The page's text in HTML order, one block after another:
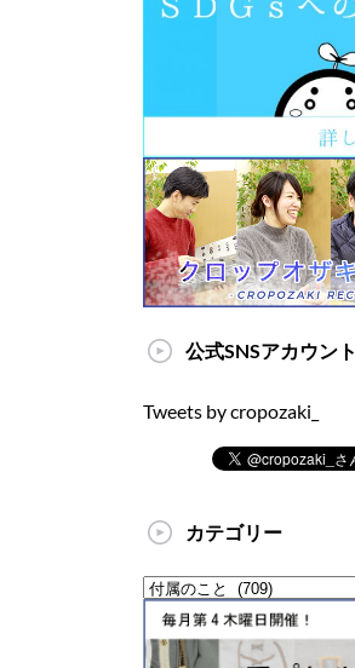
公式SNSアカウント
Tweets by cropozaki_
カテゴリー